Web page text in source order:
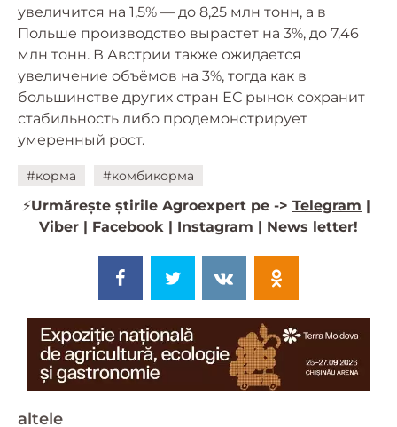
увеличится на 1,5% — до 8,25 млн тонн, а в
Польше производство вырастет на 3%, до 7,46
млн тонн. В Австрии также ожидается
увеличение объёмов на 3%, тогда как в
большинстве других стран ЕС рынок сохранит
стабильность либо продемонстрирует
умеренный рост.
#корма #комбикорма
⚡️Urmărește știrile Agroexpert pe -> Telegram |
Viber | Facebook | Instagram | News letter!
altele